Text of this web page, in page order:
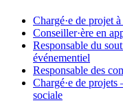
Chargé·e de projet
Conseiller·ère en
Responsable du
événementiel
Responsable des
Chargé·e de
sociale